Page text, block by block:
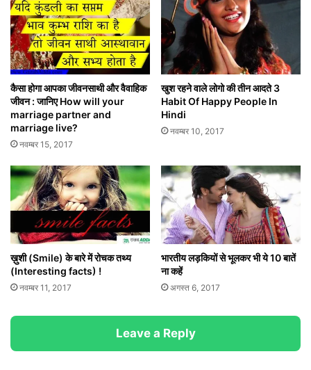
कैसा होगा आपका जीवनसाथी और वैवाहिक
जीवन : जानिए How will your
marriage partner and
marriage live?
नवम्बर 15, 2017
खुश रहने वाले लोगो की तीन आदते 3
Habit Of Happy People In
Hindi
नवम्बर 10, 2017
ख़ुशी (Smile) के बारे में रोचक तथ्य
(Interesting facts) !
नवम्बर 11, 2017
भारतीय लड़कियों से भूलकर भी ये 10 बातें
ना कहें
अगस्त 6, 2017
Leave a Reply